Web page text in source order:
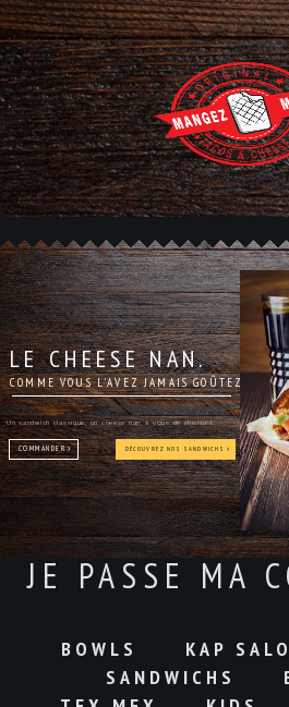
LE CHEESE NAN.
COMME VOUS L'AVEZ JAMAIS GOÛTEZ
Un sandwish classique, un cheese nan, à vous de choisir !
COMMANDER DÉCOUVREZ NOS SANDWICHS
JE PASSE MA
BOWLS KAP
SANDWICHS